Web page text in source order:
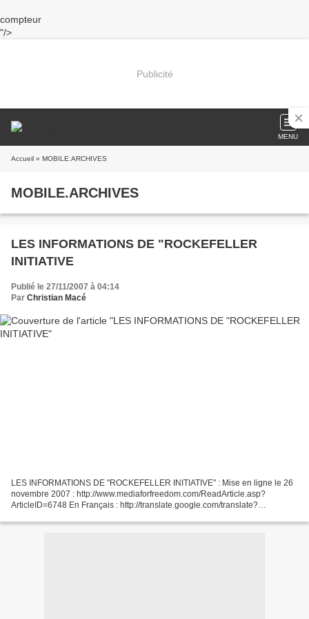
compteur
"/>
Publicité
MENU
Accueil » MOBILE.ARCHIVES
MOBILE.ARCHIVES
LES INFORMATIONS DE "ROCKEFELLER
INITIATIVE
Publié le 27/11/2007 à 04:14
Par Christian Macé
LES INFORMATIONS DE "ROCKEFELLER INITIATIVE" : Mise en ligne le 26
novembre 2007 : http://www.mediaforfreedom.com/ReadArticle.asp?
ArticleID=6748 En Français : http://translate.google.com/translate?
cleID%3D6748&langpair=en%7Cfr&hl=fr&ie=UTF-8...